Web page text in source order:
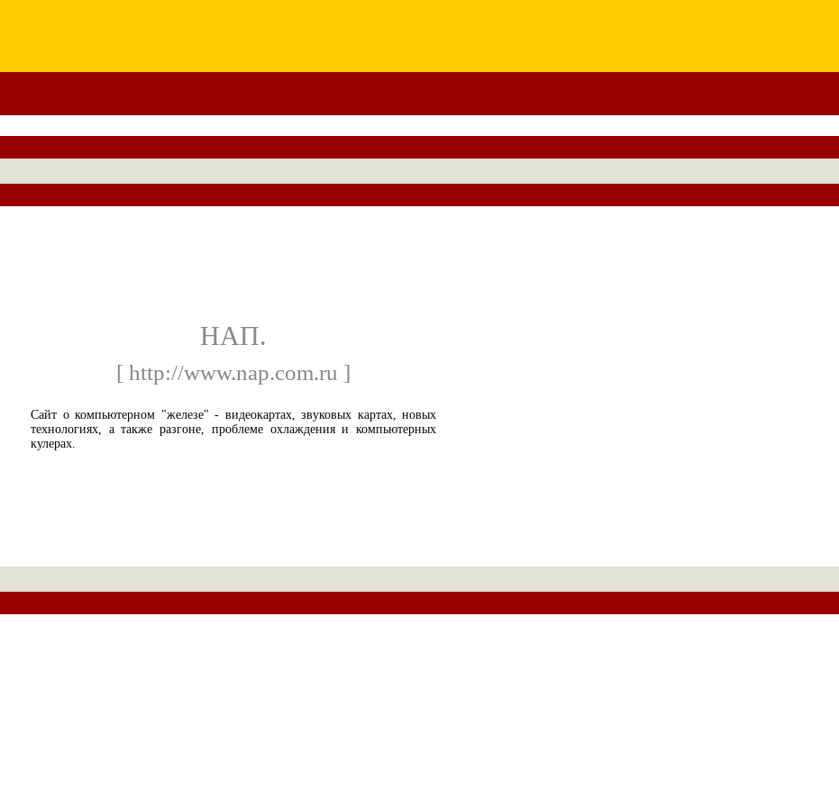
НАП.
[ http://www.nap.com.ru ]
Сайт о компьютерном "железе" - видеокартах, звуковых картах, новых
технологиях, а также разгоне, проблеме охлаждения и компьютерных
кулерах.